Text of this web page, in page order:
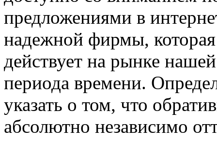
предложениями в
надежной фирмы,
действует на рынке
периода времени.
указать о том, что
абсолютно независимо